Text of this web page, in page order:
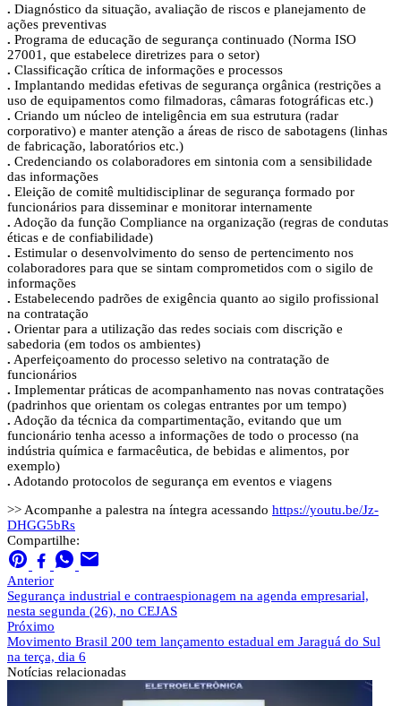
. Diagnóstico da situação, avaliação de riscos e planejamento de
ações preventivas
. Programa de educação de segurança continuado (Norma ISO
27001, que estabelece diretrizes para o setor)
. Classificação crítica de informações e processos
. Implantando medidas efetivas de segurança orgânica (restrições a
uso de equipamentos como filmadoras, câmaras fotográficas etc.)
. Criando um núcleo de inteligência em sua estrutura (radar
corporativo) e manter atenção a áreas de risco de sabotagens (linhas
de fabricação, laboratórios etc.)
. Credenciando os colaboradores em sintonia com a sensibilidade
das informações
. Eleição de comitê multidisciplinar de segurança formado por
funcionários para disseminar e monitorar internamente
. Adoção da função Compliance na organização (regras de condutas
éticas e de confiabilidade)
. Estimular o desenvolvimento do senso de pertencimento nos
colaboradores para que se sintam comprometidos com o sigilo de
informações
. Estabelecendo padrões de exigência quanto ao sigilo profissional
na contratação
. Orientar para a utilização das redes sociais com discrição e
sabedoria (em todos os ambientes)
. Aperfeiçoamento do processo seletivo na contratação de
funcionários
. Implementar práticas de acompanhamento nas novas contratações
(padrinhos que orientam os colegas entrantes por um tempo)
. Adoção da técnica da compartimentação, evitando que um
funcionário tenha acesso a informações de todo o processo (na
indústria química e farmacêutica, de bebidas e alimentos, por
exemplo)
. Adotando protocolos de segurança em eventos e viagens
>> Acompanhe a palestra na íntegra acessando https://youtu.be/Jz-
DHGG5bRs
Compartilhe:
Anterior
Segurança industrial e contraespionagem na agenda empresarial,
nesta segunda (26), no CEJAS
Próximo
Movimento Brasil 200 tem lançamento estadual em Jaraguá do Sul
na terça, dia 6
Notícias relacionadas